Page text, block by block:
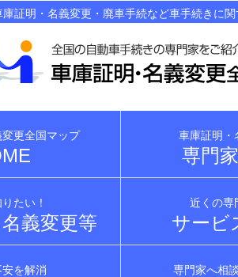
証明・名義変更・廃車手続など車手続きに
更全国マップ 車庫証明・
専門
たい！
義変更等
近くの専
サービ
を解消 専門家へ相